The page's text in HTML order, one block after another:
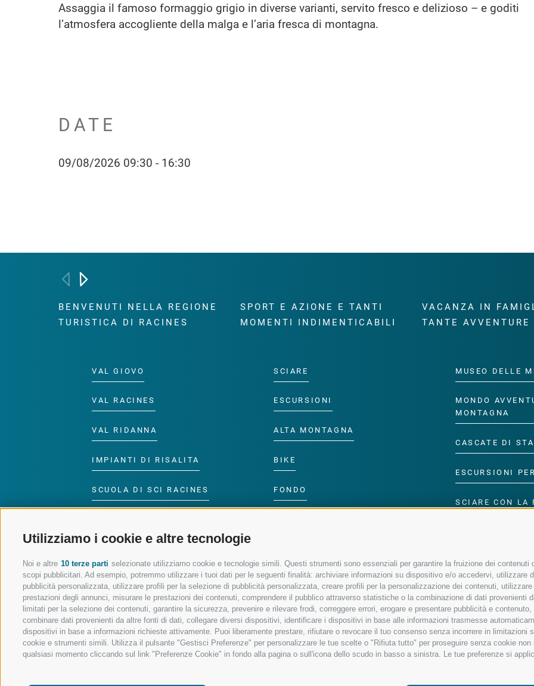
Utilizziamo i cookie e altre tecnologie
Noi e altre 10 terze parti selezionate utilizziamo cookie e tecnologie simili. Questi strumenti sono essenziali per garantire la fruizione dei
scopi pubblicitari. Ad esempio, potremmo utilizzare i tuoi dati per le seguenti finalità: archiviare informazioni su dispositivo e/o accedervi, utilizzare
pubblicità personalizzata, utilizzare profili per la selezione di pubblicità personalizzata, creare profili per la personalizzazione dei contenuti,
prestazioni degli annunci, misurare le prestazioni dei contenuti, comprendere il pubblico attraverso statistiche o la combinazione di dati
limitati per la selezione dei contenuti, garantire la sicurezza, prevenire e rilevare frodi, correggere errori, erogare e presentare pubblicità e
combinare dati provenienti da altre fonti di dati, collegare diversi dispositivi, identificare i dispositivi in base alle informazioni trasmesse
dispositivi in base a informazioni richieste attivamente. Puoi liberamente prestare, rifiutare o revocare il tuo consenso senza incorrere in
cookie e strumenti simili. Utilizza il pulsante "Gestisci Preferenze" per personalizzare le tue scelte o "Rifiuta tutto" per proseguire senza cookie
qualsiasi momento cliccando sul link "Preferenze Cookie" in fondo alla pagina o sull'icona dello scudo in basso a sinistra. Le tue preferenze si
Assaggia il famoso formaggio grigio in diverse varianti, servito fresco e delizioso – e goditi
l’atmosfera accogliente della malga e l’aria fresca di montagna.
DATE
09/08/2026 09:30 - 16:30
BENVENUTI NELLA REGIONE
TURISTICA DI RACINES
VAL GIOVO
VAL RACINES
VAL RIDANNA
IMPIANTI DI RISALITA
SCUOLA DI SCI RACINES
RACINES
SPORT E AZIONE E TANTI
MOMENTI INDIMENTICABILI
SCIARE
ESCURSIONI
ALTA MONTAGNA
BIKE
FONDO
VACANZA IN
TANTE AVVENTURE
MUSEO DELLE
MONDO
MONTAGNA
CASCATE DI
ESCURSIONI
SCIARE CON LA
SEGUICI SUI SOCIAL